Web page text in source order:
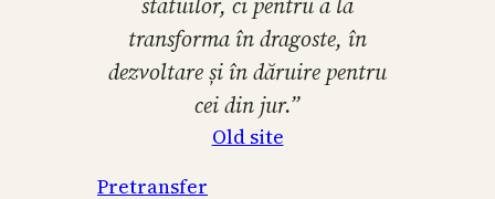
transforma în dragoste, în
dezvoltare și în dăruire pentru
cei din jur.”
Old site
Pretransfer